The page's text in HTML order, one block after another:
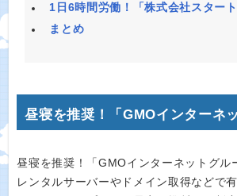
1日6時間労働！「株式会社スタート
まとめ
昼寝を推奨！「GMOインターネ
昼寝を推奨！「GMOインターネットグル
レンタルサーバーやドメイン取得などで